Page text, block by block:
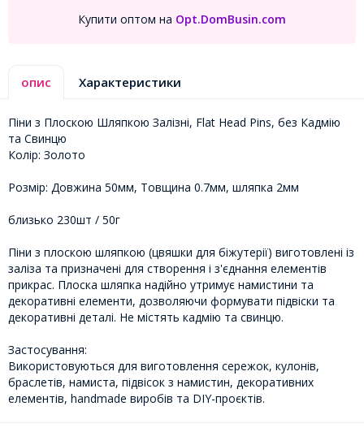
Купити оптом на Opt.DomBusin.com
опис Характеристики
Піни з Плоскою Шляпкою Залізні, Flat Head Pins, без Кадмію
та Свинцю
Колір: Золото
Розмір: Довжина 50мм, Товщина 0.7мм, шляпка 2мм
близько 230шт / 50г
Піни з плоскою шляпкою (цвяшки для біжутерії) виготовлені із
заліза та призначені для створення і з'єднання елементів
прикрас. Плоска шляпка надійно утримує намистини та
декоративні елементи, дозволяючи формувати підвіски та
декоративні деталі. Не містять кадмію та свинцю.
Застосування:
Використовуються для виготовлення сережок, кулонів,
браслетів, намиста, підвісок з намистин, декоративних
елементів, handmade виробів та DIY-проєктів.